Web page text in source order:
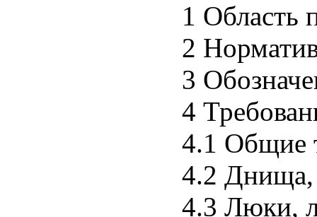
1 Область
2
3
4
4.1 Общие
4.2
4.3 Люки,